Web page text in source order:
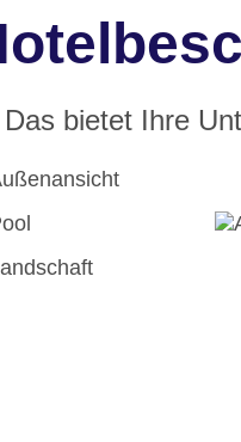
Das bietet Ihre